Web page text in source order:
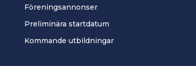
Föreningsannonser
Preliminära startdatum
Kommande utbildningar